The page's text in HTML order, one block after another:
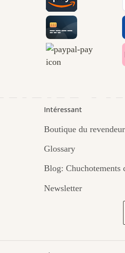
nous-
Intéressant
Boutique du revendeur
Glossary
Blog: Chuchotements
Newsletter